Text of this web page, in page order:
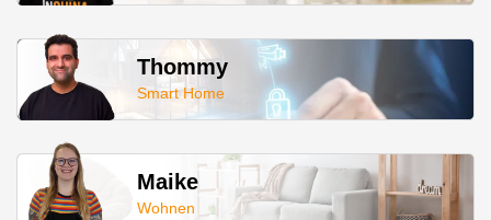
Thommy
Smart Home
Maike
Wohnen